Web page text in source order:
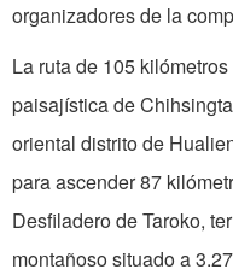
organizadores de la
La ruta de 105
paisajística de
oriental distrito de
para ascender 87
Desfiladero de Taroko,
montañoso situado a